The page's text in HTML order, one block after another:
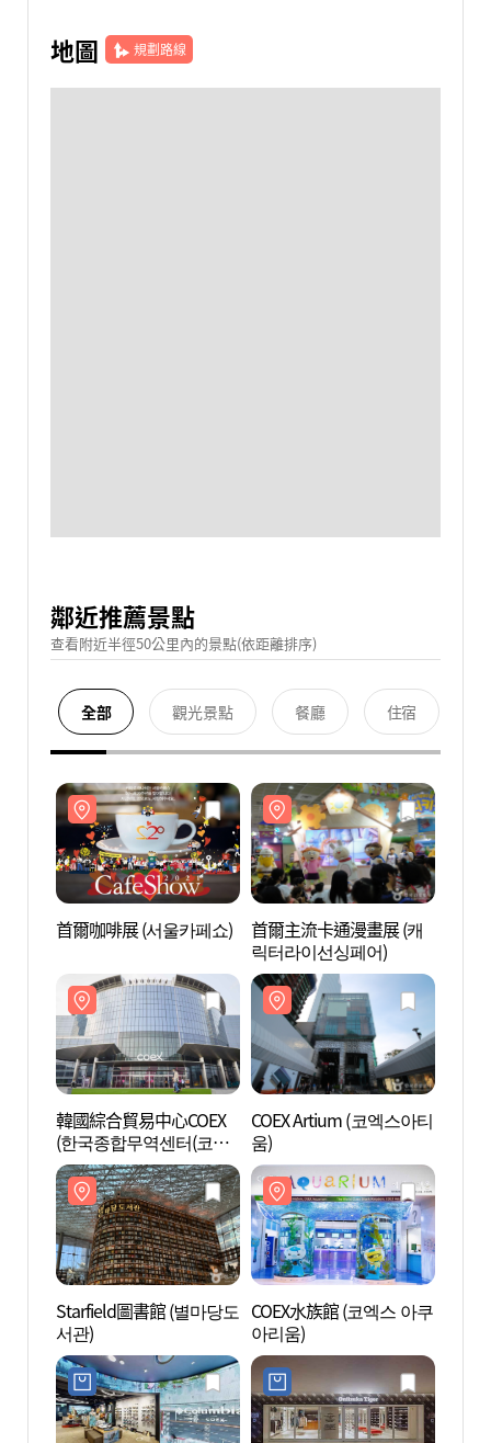
地圖 規劃路線
鄰近推薦景點
查看附近半徑50公里內的景點(依距離排序)
全部 觀光景點 餐廳 住宿
首爾咖啡展 (서울카페쇼)
首爾主流卡通漫畫展 (캐
릭터라이선싱페어)
韓國綜合貿易中心COEX
(한국종합무역센터(코엑
스))
COEX Artium (코엑스아티
움)
Starfield圖書館 (별마당도
서관)
COEX水族館 (코엑스 아쿠
아리움)